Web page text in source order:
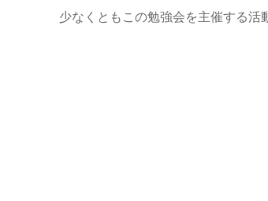
少なくともこの勉強会を主催する活